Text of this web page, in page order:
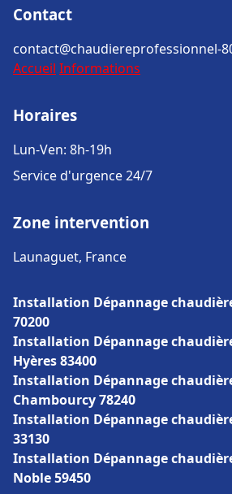
Contact
contact@chaudiereprofessionnel-
Accueil Informations
Horaires
Lun-Ven: 8h-19h
Service d'urgence 24/7
Zone intervention
Launaguet, France
Installation Dépannage
70200
Installation Dépannage
Hyères 83400
Installation Dépannage
Chambourcy 78240
Installation Dépannage
33130
Installation Dépannage
Noble 59450